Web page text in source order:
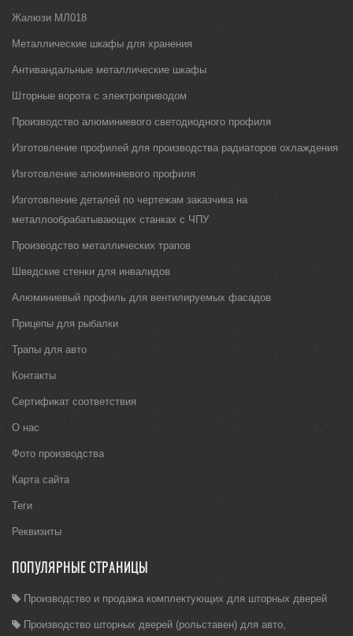
Жалюзи МЛ018
Металлические шкафы для хранения
Антивандальные металлические шкафы
Шторные ворота с электроприводом
Производство алюминиевого светодиодного профиля
Изготовление профилей для производства радиаторов охлаждения
Изготовление алюминиевого профиля
Изготовление деталей по чертежам заказчика на
металлообрабатывающих станках с ЧПУ
Производство металлических трапов
Шведские стенки для инвалидов
Алюминиевый профиль для вентилируемых фасадов
Прицепы для рыбалки
Трапы для авто
Контакты
Сертификат соответствия
О нас
Фото производства
Карта сайта
Теги
Реквизиты
ПОПУЛЯРНЫЕ СТРАНИЦЫ
Производство и продажа комплектующих для шторных дверей
Производство шторных дверей (рольставен) для авто,